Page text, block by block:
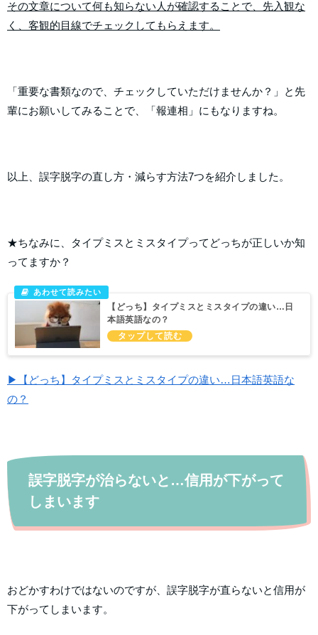
その文章について何も知らない人が確認することで、先入観な
く、客観的目線でチェックしてもらえます。
「重要な書類なので、チェックしていただけませんか？」と先
輩にお願いしてみることで、「報連相」にもなりますね。
以上、誤字脱字の直し方・減らす方法7つを紹介しました。
★ちなみに、タイプミスとミスタイプってどっちが正しいか知
ってますか？
【どっち】タイプミスとミスタイプの違い…日
本語英語なの？
▶【どっち】タイプミスとミスタイプの違い…日本語英語な
の？
誤字脱字が治らないと…信用が下がって
しまいます
おどかすわけではないのですが、誤字脱字が直らないと信用が
下がってしまいます。